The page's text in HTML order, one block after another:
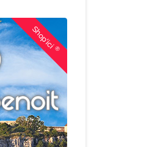
Shop'ici®